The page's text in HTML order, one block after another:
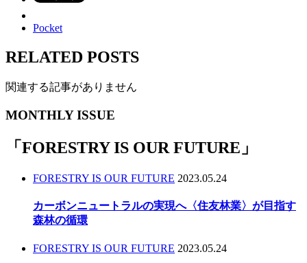
Pocket
RELATED POSTS
関連する記事がありません
MONTHLY ISSUE
「 FORESTRY IS OUR FUTURE 」
FORESTRY IS OUR FUTURE 2023.05.24
カーボンニュートラルの実現へ〈住友林業〉が目指す
森林の循環
FORESTRY IS OUR FUTURE 2023.05.24